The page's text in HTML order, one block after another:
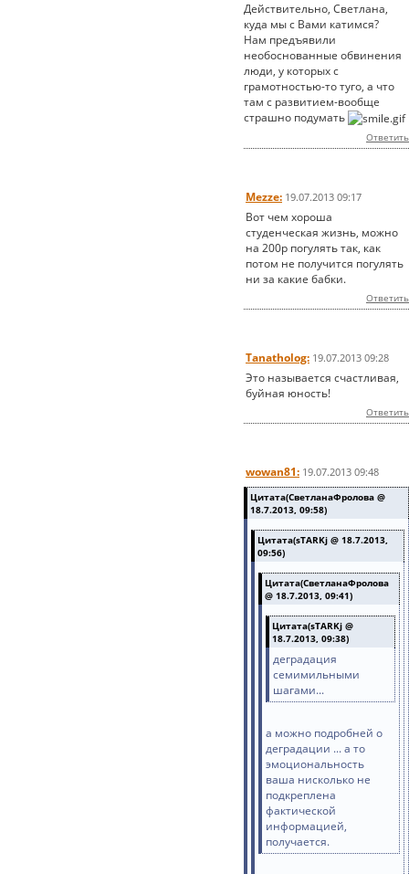
Действительно, Светлана,
куда мы с Вами катимся?
Нам предъявили
необоснованные обвинения
люди, у которых с
грамотностью-то туго, а что
там с развитием-вообще
страшно подумать
Ответить
Mezze: 19.07.2013 09:17
Вот чем хороша
студенческая жизнь, можно
на 200р погулять так, как
потом не получится погулять
ни за какие бабки.
Ответить
Tanatholog: 19.07.2013 09:28
Это называется счастливая,
буйная юность!
Ответить
wowan81: 19.07.2013 09:48
Цитата(СветланаФролова @
18.7.2013, 09:58)
Цитата(sTARKj @ 18.7.2013,
09:56)
Цитата(СветланаФролова
@ 18.7.2013, 09:41)
Цитата(sTARKj @
18.7.2013, 09:38)
деградация
семимильными
шагами...
а можно подробней о
деградации ... а то
эмоциональность
ваша нисколько не
подкреплена
фактической
информацией,
получается.